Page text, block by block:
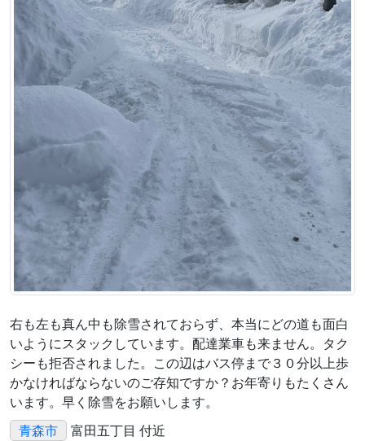
右も左も真ん中も除雪されておらず、本当にどの道も面白
いようにスタックしています。配達業車も来ません。タク
シーも拒否されました。この辺はバス停まで３０分以上歩
かなければならないのご存知ですか？お年寄りもたくさん
います。早く除雪をお願いします。
青森市
富田五丁目 付近